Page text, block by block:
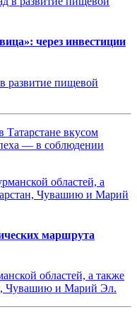
через инвестиции
развитие пищевой
Татарстане вкусом
— в соблюдении
маршрута
областей, а также
Чувашию и Марий Эл.